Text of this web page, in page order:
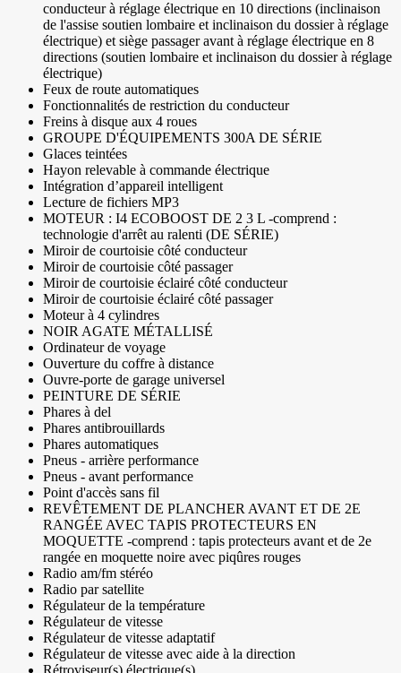
conducteur à réglage électrique en 10 directions (inclinaison
de l'assise soutien lombaire et inclinaison du dossier à réglage
électrique) et siège passager avant à réglage électrique en 8
directions (soutien lombaire et inclinaison du dossier à réglage
électrique)
Feux de route automatiques
Fonctionnalités de restriction du conducteur
Freins à disque aux 4 roues
GROUPE D'ÉQUIPEMENTS 300A DE SÉRIE
Glaces teintées
Hayon relevable à commande électrique
Intégration d’appareil intelligent
Lecture de fichiers MP3
MOTEUR : I4 ECOBOOST DE 2 3 L -comprend :
technologie d'arrêt au ralenti (DE SÉRIE)
Miroir de courtoisie côté conducteur
Miroir de courtoisie côté passager
Miroir de courtoisie éclairé côté conducteur
Miroir de courtoisie éclairé côté passager
Moteur à 4 cylindres
NOIR AGATE MÉTALLISÉ
Ordinateur de voyage
Ouverture du coffre à distance
Ouvre-porte de garage universel
PEINTURE DE SÉRIE
Phares à del
Phares antibrouillards
Phares automatiques
Pneus - arrière performance
Pneus - avant performance
Point d'accès sans fil
REVÊTEMENT DE PLANCHER AVANT ET DE 2E
RANGÉE AVEC TAPIS PROTECTEURS EN
MOQUETTE -comprend : tapis protecteurs avant et de 2e
rangée en moquette noire avec piqûres rouges
Radio am/fm stéréo
Radio par satellite
Régulateur de la température
Régulateur de vitesse
Régulateur de vitesse adaptatif
Régulateur de vitesse avec aide à la direction